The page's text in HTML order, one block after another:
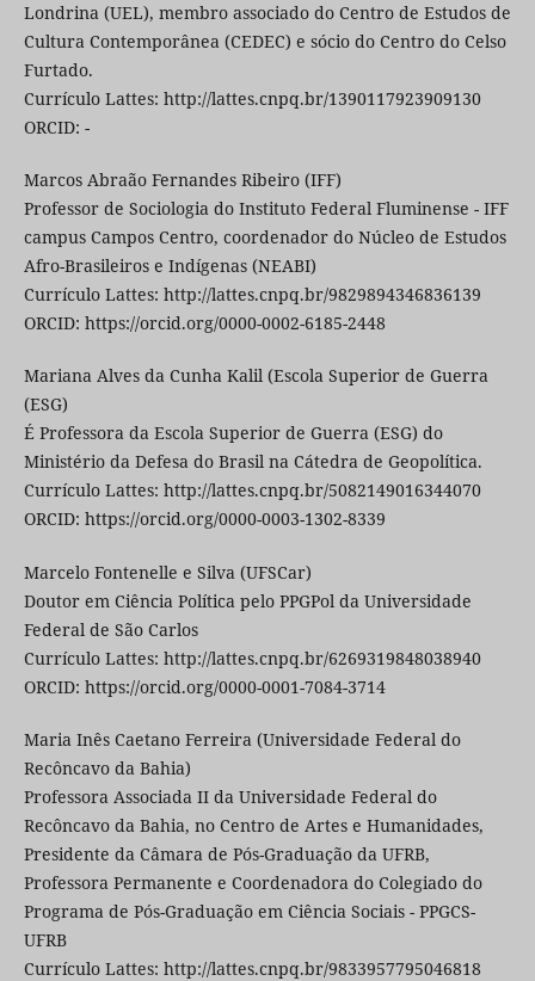
Londrina (UEL), membro associado do Centro de Estudos de
Cultura Contemporânea (CEDEC) e sócio do Centro do Celso
Furtado.
Currículo Lattes: http://lattes.cnpq.br/1390117923909130
ORCID: -
Marcos Abraão Fernandes Ribeiro (IFF)
Professor de Sociologia do Instituto Federal Fluminense - IFF
campus Campos Centro, coordenador do Núcleo de Estudos
Afro-Brasileiros e Indígenas (NEABI)
Currículo Lattes: http://lattes.cnpq.br/9829894346836139
ORCID: https://orcid.org/0000-0002-6185-2448
Mariana Alves da Cunha Kalil (Escola Superior de Guerra
(ESG)
É Professora da Escola Superior de Guerra (ESG) do
Ministério da Defesa do Brasil na Cátedra de Geopolítica.
Currículo Lattes: http://lattes.cnpq.br/5082149016344070
ORCID: https://orcid.org/0000-0003-1302-8339
Marcelo Fontenelle e Silva (UFSCar)
Doutor em Ciência Política pelo PPGPol da Universidade
Federal de São Carlos
Currículo Lattes: http://lattes.cnpq.br/6269319848038940
ORCID: https://orcid.org/0000-0001-7084-3714
Maria Inês Caetano Ferreira (Universidade Federal do
Recôncavo da Bahia)
Professora Associada II da Universidade Federal do
Recôncavo da Bahia, no Centro de Artes e Humanidades,
Presidente da Câmara de Pós-Graduação da UFRB,
Professora Permanente e Coordenadora do Colegiado do
Programa de Pós-Graduação em Ciência Sociais - PPGCS-
UFRB
Currículo Lattes: http://lattes.cnpq.br/9833957795046818